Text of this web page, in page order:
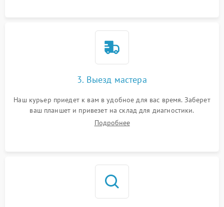
3. Выезд мастера
Наш курьер приедет к вам в удобное для вас время. Заберет
ваш планшет и привезет на склад для диагностики.
Подробнее